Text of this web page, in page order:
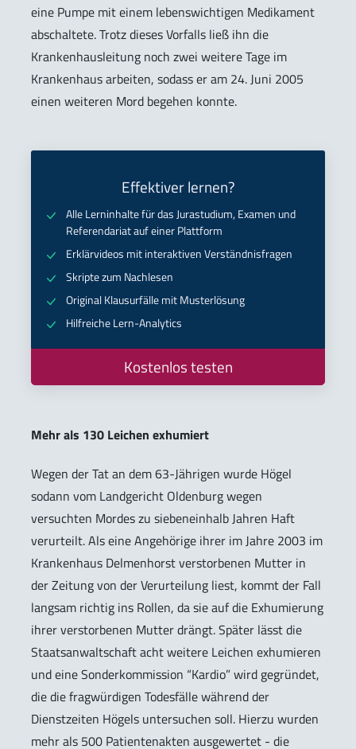
eine Pumpe mit einem lebenswichtigen Medikament
abschaltete. Trotz dieses Vorfalls ließ ihn die
Krankenhausleitung noch zwei weitere Tage im
Krankenhaus arbeiten, sodass er am 24. Juni 2005
einen weiteren Mord begehen konnte.
Effektiver lernen?
Alle Lerninhalte für das Jurastudium, Examen und
Referendariat auf einer Plattform
Erklärvideos mit interaktiven Verständnisfragen
Skripte zum Nachlesen
Original Klausurfälle mit Musterlösung
Hilfreiche Lern-Analytics
Kostenlos testen
Mehr als 130 Leichen exhumiert
Wegen der Tat an dem 63-Jährigen wurde Högel
sodann vom Landgericht Oldenburg wegen
versuchten Mordes zu siebeneinhalb Jahren Haft
verurteilt. Als eine Angehörige ihrer im Jahre 2003 im
Krankenhaus Delmenhorst verstorbenen Mutter in
der Zeitung von der Verurteilung liest, kommt der Fall
langsam richtig ins Rollen, da sie auf die Exhumierung
ihrer verstorbenen Mutter drängt. Später lässt die
Staatsanwaltschaft acht weitere Leichen exhumieren
und eine Sonderkommission “Kardio” wird gegründet,
die die fragwürdigen Todesfälle während der
Dienstzeiten Högels untersuchen soll. Hierzu wurden
mehr als 500 Patientenakten ausgewertet - die